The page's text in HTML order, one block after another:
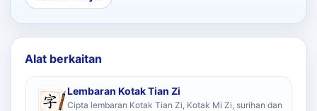
Alat berkaitan
Lembaran Kotak Tian Zi
Cipta lembaran Kotak Tian Zi, Kotak Mi Zi, surihan dan